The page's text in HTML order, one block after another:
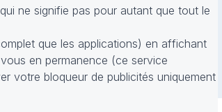
ne signifie pas pour autant que tout le
que les applications) en affichant
en permanence (ce service
votre bloqueur de publicités uniquement